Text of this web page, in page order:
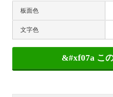
板面色
文字色